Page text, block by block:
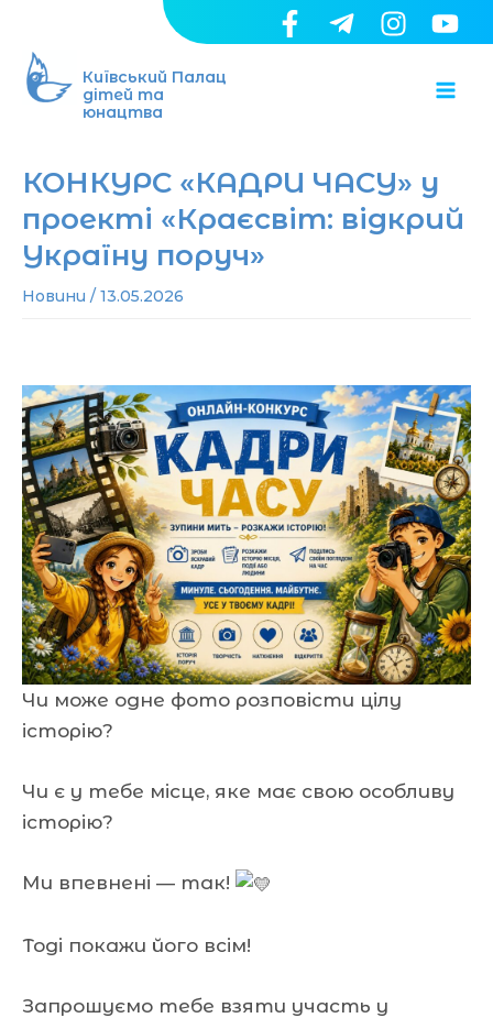
вмісту
Київський Палац
дітей та
юнацтва
КОНКУРС «КАДРИ ЧАСУ» у
проекті «Краєсвіт: відкрий
Україну поруч»
Новини / 13.05.2026
Чи може одне фото розповісти цілу
історію?
Чи є у тебе місце, яке має свою особливу
історію?
Ми впевнені — так!
Тоді покажи його всім!
Запрошуємо тебе взяти участь у